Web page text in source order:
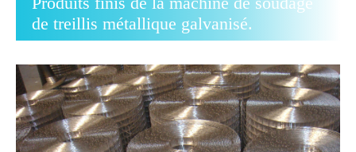
de treillis métallique galvanisé.